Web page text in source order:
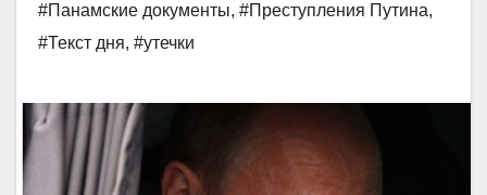
#Панамские документы, #Преступления Путина,
#Текст дня, #утечки